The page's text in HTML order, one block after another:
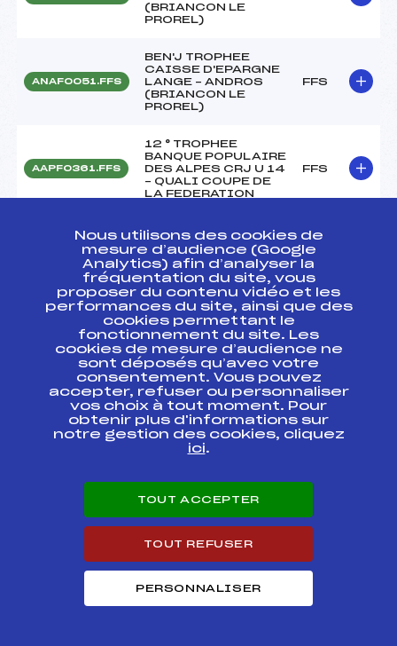
(BRIANCON LE
PROREL)
ANAF0051.FFS
BEN'J TROPHEE
CAISSE D'EPARGNE
LANGE – ANDROS
(BRIANCON LE
PROREL)
FFS
AAPF0361.FFS
12 ° TROPHEE
BANQUE POPULAIRE
DES ALPES CRJ U 14
– QUALI COUPE DE
LA FEDERATION
FFS
AAPF0362.FFS
12 ° TROPHEE
BANQUE POPULAIRE
DES ALPES CRJ U 14
– QUALI COUPE DE
LA FEDERATION
FFS
AAPF0311.FFS
Trophée Banque
Populaire des Alpes
Filles
FFS
AAPF0221.FFS
12ème EDITION
TROPHEE BANQUE
POPULAIRE DES
ALPES CRJ
Benjamins
Montgenèvre U 14
Dames
FFS
CRJ U14
Trophée Banque
Alpes** CRJ U14
Nous utilisons des cookies de
mesure d’audience (Google
Analytics) afin d’analyser la
fréquentation du site, vous
proposer du contenu vidéo et les
performances du site, ainsi que des
cookies permettant le
fonctionnement du site. Les
cookies de mesure d’audience ne
sont déposés qu’avec votre
consentement. Vous pouvez
accepter, refuser ou personnaliser
vos choix à tout moment. Pour
obtenir plus d'informations sur
notre gestion des cookies, cliquez
ici.
TOUT ACCEPTER
TOUT REFUSER
PERSONNALISER